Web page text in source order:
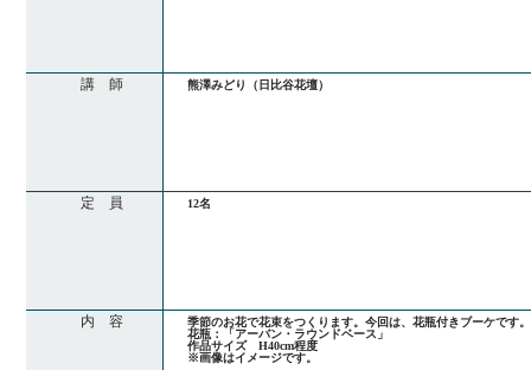
講 師 熊澤みどり（日比谷花壇）
定 員 12名
内 容
季節のお花で花束をつくります。今回は、花瓶付きブーケです。
花瓶：「アーバン・ラウンドベース」
作品サイズ H40cm程度
※画像はイメージです。